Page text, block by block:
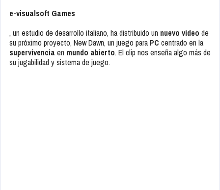
e-visualsoft Games
, un estudio de desarrollo italiano, ha distribuido un nuevo vídeo de
su próximo proyecto, New Dawn, un juego para PC centrado en la
supervivencia en mundo abierto. El clip nos enseña algo más de
su jugabilidad y sistema de juego.